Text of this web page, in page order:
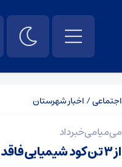
اجتماعی/ اخبار شهرستان
میامی خبر داد
کشف بیش از ۳ تن کود شیمیایی